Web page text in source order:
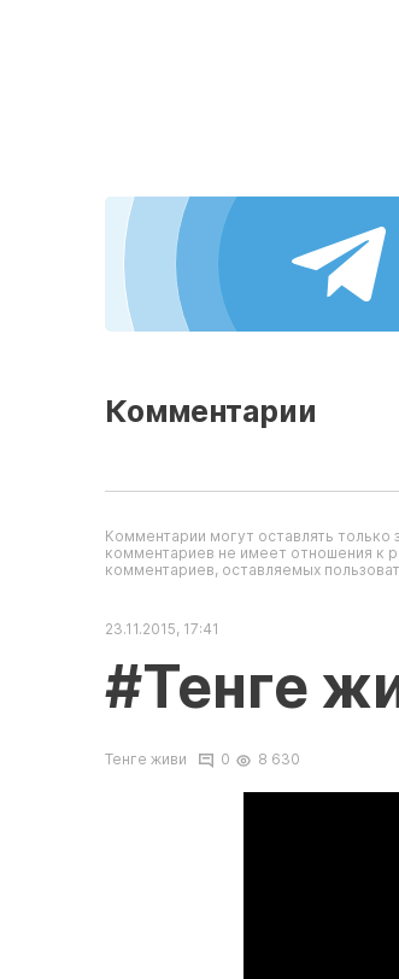
Комментарии
Комментарии могут оставлять
комментариев не имеет отношения к
комментариев, оставляемых
23.11.2015, 17:41
#Тенге
Тенге живи 0 8 630